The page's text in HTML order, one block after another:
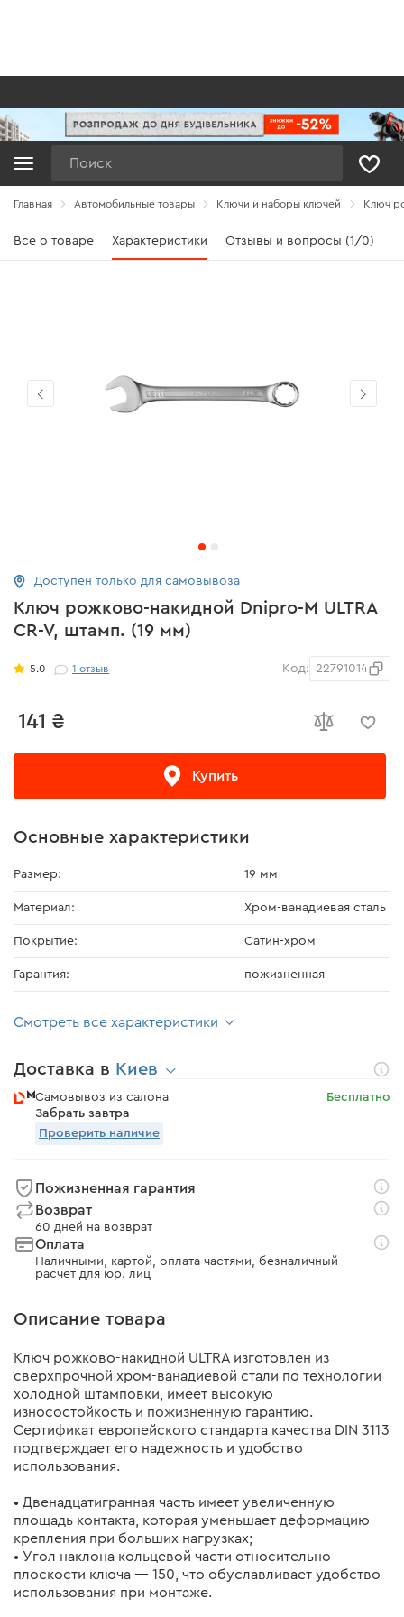
Главная Автомобильные товары Ключи и наборы ключей Ключ
Все о товаре Характеристики Отзывы и вопросы (1/0)
Ключ рожково-накидной Dnipro-M ULTRA
CR-V, штамп. (19 мм)
5.0 1отзыв Код: 22791014
141 ₴
Купить
Доступен только для самовывоза
Основные характеристики
Размер: 19 мм
Материал: Хром-ванадиевая сталь
Покрытие: Сатин-хром
Гарантия: пожизненная
Смотреть все характеристики
Доставка в Киев
Самовывоз из салона
Забрать завтра
Бесплатно
Проверить наличие
Пожизненная гарантия
Возврат
60 дней на возврат
Оплата
Наличными, картой, оплата частями, безналичный
расчет для юр. лиц
Описание товара
Ключ рожково-накидной ULTRA изготовлен из
сверхпрочной хром-ванадиевой стали по технологии
холодной штамповки, имеет высокую
износостойкость и пожизненную гарантию.
Сертификат европейского стандарта качества DIN 3113
подтверждает его надежность и удобство
использования.
• Двенадцатигранная часть имеет увеличенную
площадь контакта, которая уменьшает деформацию
крепления при больших нагрузках;
• Угол наклона кольцевой части относительно
плоскости ключа — 150, что обуславливает удобство
использования при монтаже.